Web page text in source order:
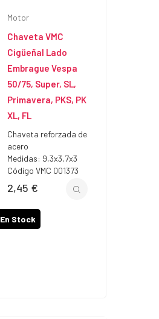
Motor
Chaveta VMC
Cigüeñal Lado
Embrague Vespa
50/75, Super, SL,
Primavera, PKS, PK
XL, FL
Chaveta reforzada de
acero
Medidas: 9,3x3,7x3
Código VMC 001373
Precio
2,45 €
En Stock